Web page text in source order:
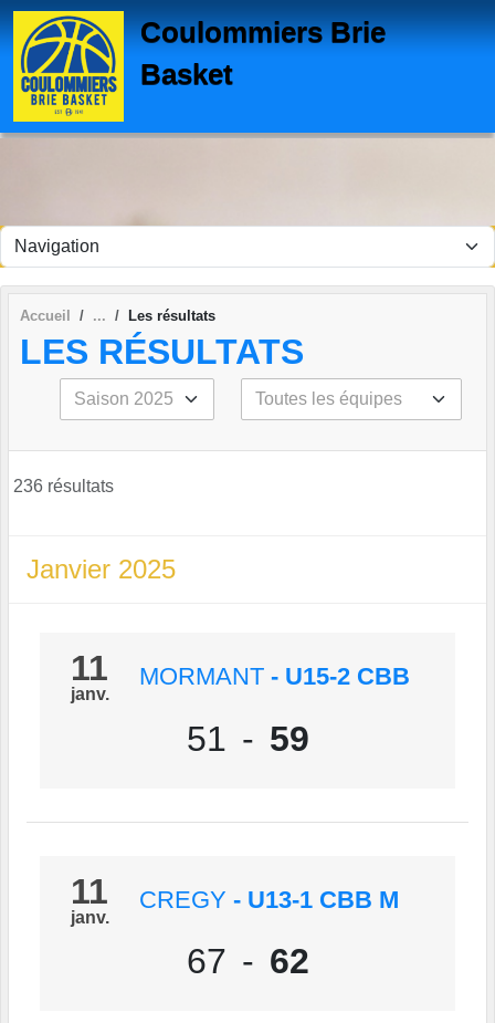
Coulommiers Brie
Basket
Accueil Les résultats
LES RÉSULTATS
236 résultats
Janvier 2025
11
janv.
MORMANT - U15-2 CBB
51 - 59
11
janv.
CREGY - U13-1 CBB M
67 - 62
Panneau de gestion des cookies